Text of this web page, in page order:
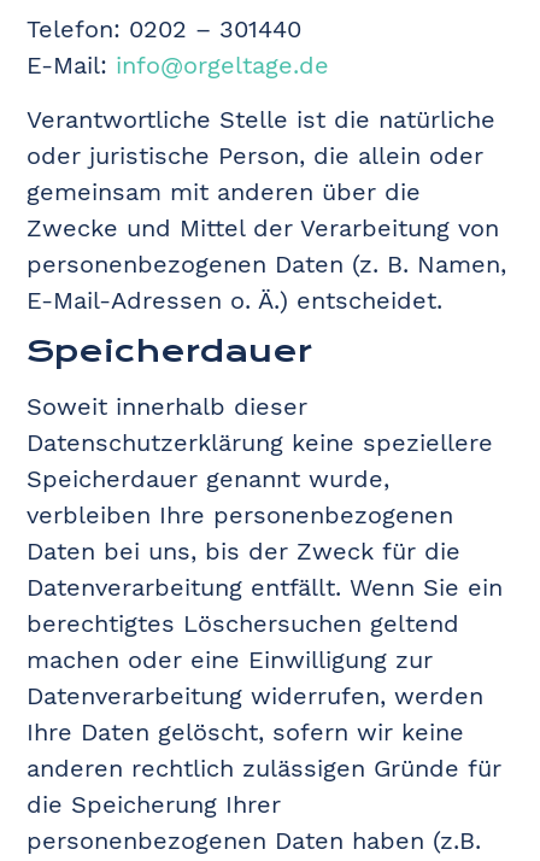
Telefon: 0202 – 301440
E-Mail: info@orgeltage.de
Verantwortliche Stelle ist die natürliche
oder juristische Person, die allein oder
gemeinsam mit anderen über die
Zwecke und Mittel der Verarbeitung von
personenbezogenen Daten (z. B. Namen,
E-Mail-Adressen o. Ä.) entscheidet.
Speicherdauer
Soweit innerhalb dieser
Datenschutzerklärung keine speziellere
Speicherdauer genannt wurde,
verbleiben Ihre personenbezogenen
Daten bei uns, bis der Zweck für die
Datenverarbeitung entfällt. Wenn Sie ein
berechtigtes Löschersuchen geltend
machen oder eine Einwilligung zur
Datenverarbeitung widerrufen, werden
Ihre Daten gelöscht, sofern wir keine
anderen rechtlich zulässigen Gründe für
die Speicherung Ihrer
personenbezogenen Daten haben (z.B.